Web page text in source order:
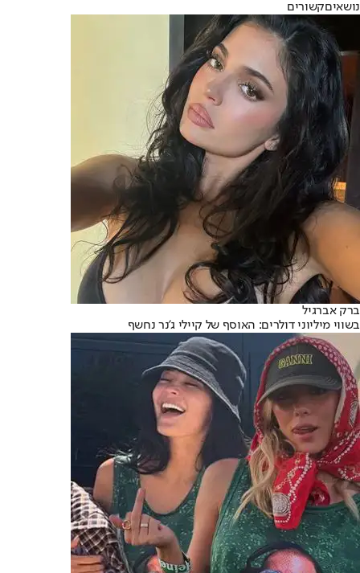
נושאיםקשורים
ברק אברגיל
בשווי מיליוני דולרים: האוסף של קיילי ג'נר נחשף